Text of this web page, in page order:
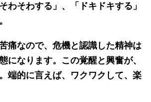
わそわする」、「ドキドキする」
痛なので、危機と認識した精神は
になります。この覚醒と興奮が、
端的に言えば、ワクワクして、楽